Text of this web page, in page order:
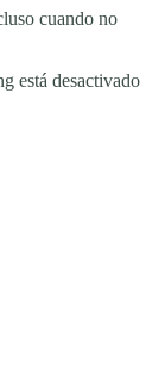
cuando no
está desactivado